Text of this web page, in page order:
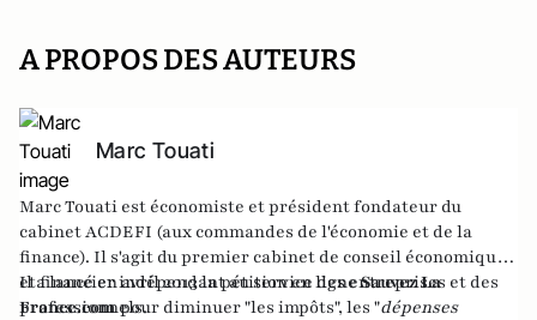
A PROPOS DES AUTEURS
Marc Touati
Marc Touati est économiste et président fondateur du
cabinetACDEFI (aux commandes de l'économie et de la
finance). Il s'agit du premier cabinet de conseil économique
et financier indépendant au service des entreprises et des
professionnels.
Il a lancé en avril 2013 la pétition en ligneSauvez La
France.compour diminuer "les impôts", les "dépenses